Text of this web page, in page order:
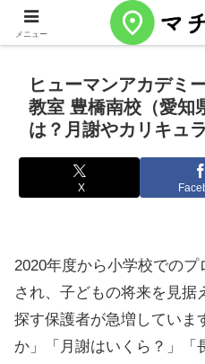
ヒューマンアカデミ
教室 豊橋南校（愛知
は？月謝やカリキュ
X
2020年度から小学校での
され、子どもの将来を見据
探す保護者が急増していま
か」「月謝はいくら？」
メニュー